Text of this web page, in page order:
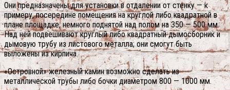
Они предназначены для установки в отдалении от стенку — к
примеру, посередине помещения на круглой либо квадратной в
плане площадке, немного поднятой над полом на 350 — 500 мм.
Над ней подвешивают круглый либо квадратный дымосборник и
дымовую трубу из листового металла; они смогут быть
выложены из кирпича.
«Островной» железный камин возможно сделать из
металлической трубы либо бочки диаметром 800 — 1000 мм.